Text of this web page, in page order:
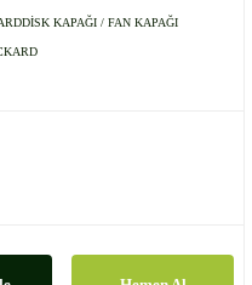
KAPAĞI / FAN KAPAĞI